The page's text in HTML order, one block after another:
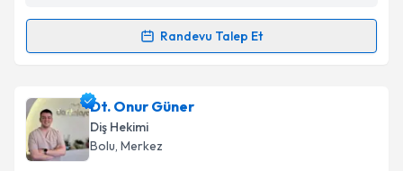
Randevu Talep Et
Randevu Takvimi Talebi
Dt. Fidan Kuşcizadeiçin randevu takvimi talebi
oluşturun. Size bu uzmandan randevu almanız için bir
takvim hazırlandığında e-posta ile bilgilendireceğiz.
Dt. Onur Güner
Diş Hekimi
Bolu, Merkez